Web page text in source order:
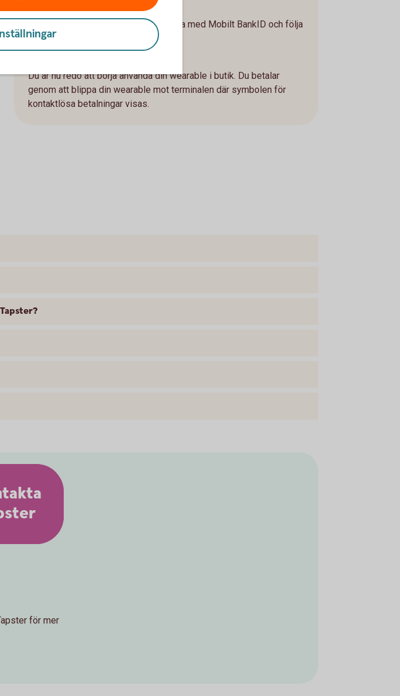
5. Identifiera dig i Tapster-appen
Slutför anslutningen genom att signera med Mobilt BankID och följa
instruktionerna.
Du är nu redo att börja använda din wearable i butik. Du betalar
genom att blippa din wearable mot terminalen där symbolen för
kontaktlösa betalningar visas.
för mer